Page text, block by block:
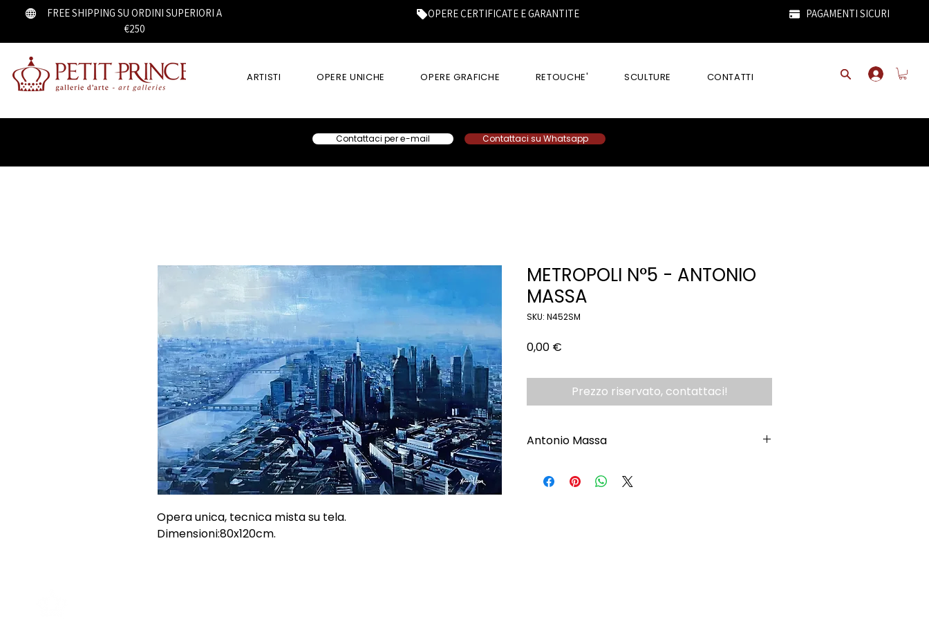
FREE SHIPPING SU ORDINI SUPERIORI A
€250
OPERE CERTIFICATE E GARANTITE PAGAMENTI SICURI
ARTISTI OPERE UNICHE OPERE GRAFICHE RETOUCHE' SCULTURE CONTATTI
Contattaci per e-mail Contattaci su Whatsapp
Opera unica, tecnica mista su tela.
Dimensioni:80x120cm.
METROPOLI N°5 - ANTONIO
MASSA
SKU: N452SM
0,00 €
Prezzo riservato, contattaci!
Antonio Massa